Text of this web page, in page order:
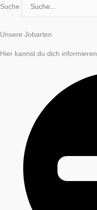
Suche
Unsere Jobarten
Hier kannst du dich informieren